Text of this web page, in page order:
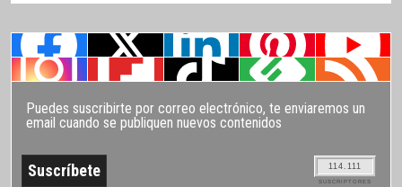
Puedes suscribirte por correo electrónico, te enviaremos un
email cuando se publiquen nuevos contenidos
114.111
SUSCRIPTORES